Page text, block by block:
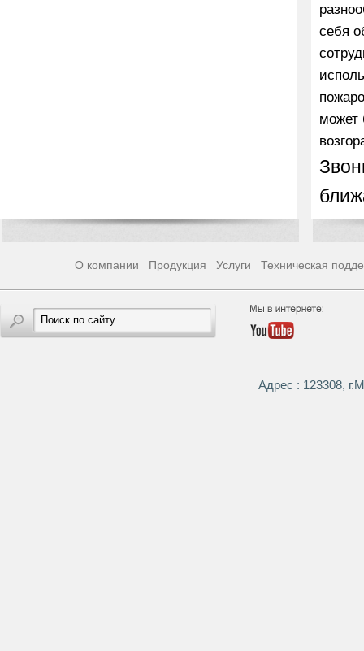
себя
может
О компании Продукция Услуги Техническая
Адрес : 123308,